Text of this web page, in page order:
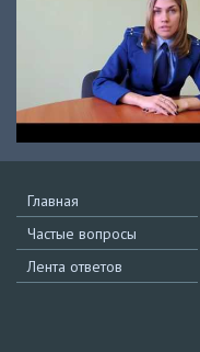
Главная
Частые вопросы
Лента ответов